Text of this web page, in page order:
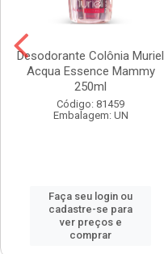
Desodorante Colônia Muriel
Acqua Essence Mammy
250ml
Código: 81459
Embalagem: UN
Faça seu login ou
cadastre-se para
ver preços e
comprar